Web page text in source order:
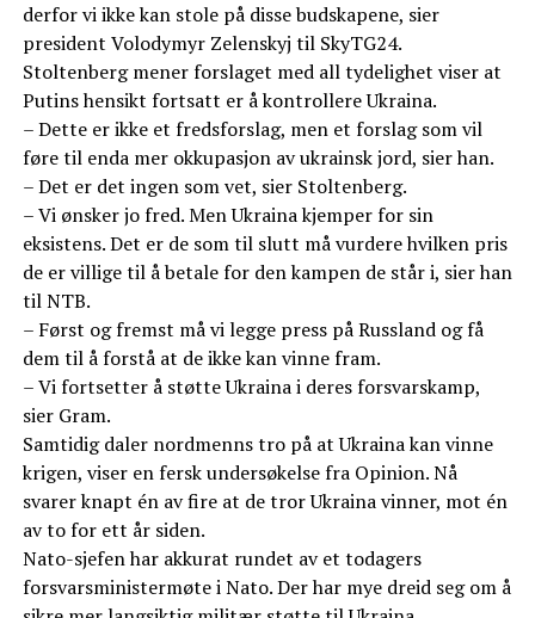
derfor vi ikke kan stole på disse budskapene, sier
president Volodymyr Zelenskyj til SkyTG24.
Stoltenberg mener forslaget med all tydelighet viser at
Putins hensikt fortsatt er å kontrollere Ukraina.
– Dette er ikke et fredsforslag, men et forslag som vil
føre til enda mer okkupasjon av ukrainsk jord, sier han.
– Det er det ingen som vet, sier Stoltenberg.
– Vi ønsker jo fred. Men Ukraina kjemper for sin
eksistens. Det er de som til slutt må vurdere hvilken pris
de er villige til å betale for den kampen de står i, sier han
til NTB.
– Først og fremst må vi legge press på Russland og få
dem til å forstå at de ikke kan vinne fram.
– Vi fortsetter å støtte Ukraina i deres forsvarskamp,
sier Gram.
Samtidig daler nordmenns tro på at Ukraina kan vinne
krigen, viser en fersk undersøkelse fra Opinion. Nå
svarer knapt én av fire at de tror Ukraina vinner, mot én
av to for ett år siden.
Nato-sjefen har akkurat rundet av et todagers
forsvarsministermøte i Nato. Der har mye dreid seg om å